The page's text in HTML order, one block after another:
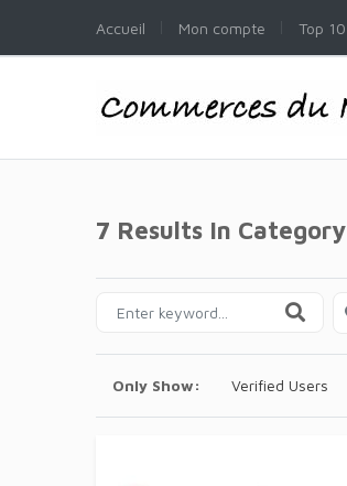
Accueil Mon compte Top 10
7 Results In Category
Only Show: Verified Users